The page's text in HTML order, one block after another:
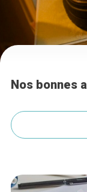
Nos bonnes